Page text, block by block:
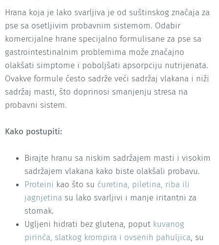
Hrana koja je lako svarljiva je od suštinskog značaja za
pse sa osetljivim probavnim sistemom. Odabir
komercijalne hrane specijalno formulisane za pse sa
gastrointestinalnim problemima može značajno
olakšati simptome i poboljšati apsorpciju nutrijenata.
Ovakve formule često sadrže veći sadržaj vlakana i niži
sadržaj masti, što doprinosi smanjenju stresa na
probavni sistem.
Kako postupiti:
Birajte hranu sa niskim sadržajem masti i visokim
sadržajem vlakana kako biste olakšali probavu.
Proteini kao što su ćuretina, piletina, riba ili
jagnjetina su lako svarljivi i manje iritantni za
stomak.
Ugljeni hidrati bez glutena, poput kuvanog
pirinča, slatkog krompira i ovsenih pahuljica, su